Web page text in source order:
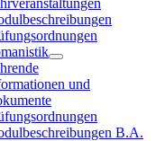
und
B.A.